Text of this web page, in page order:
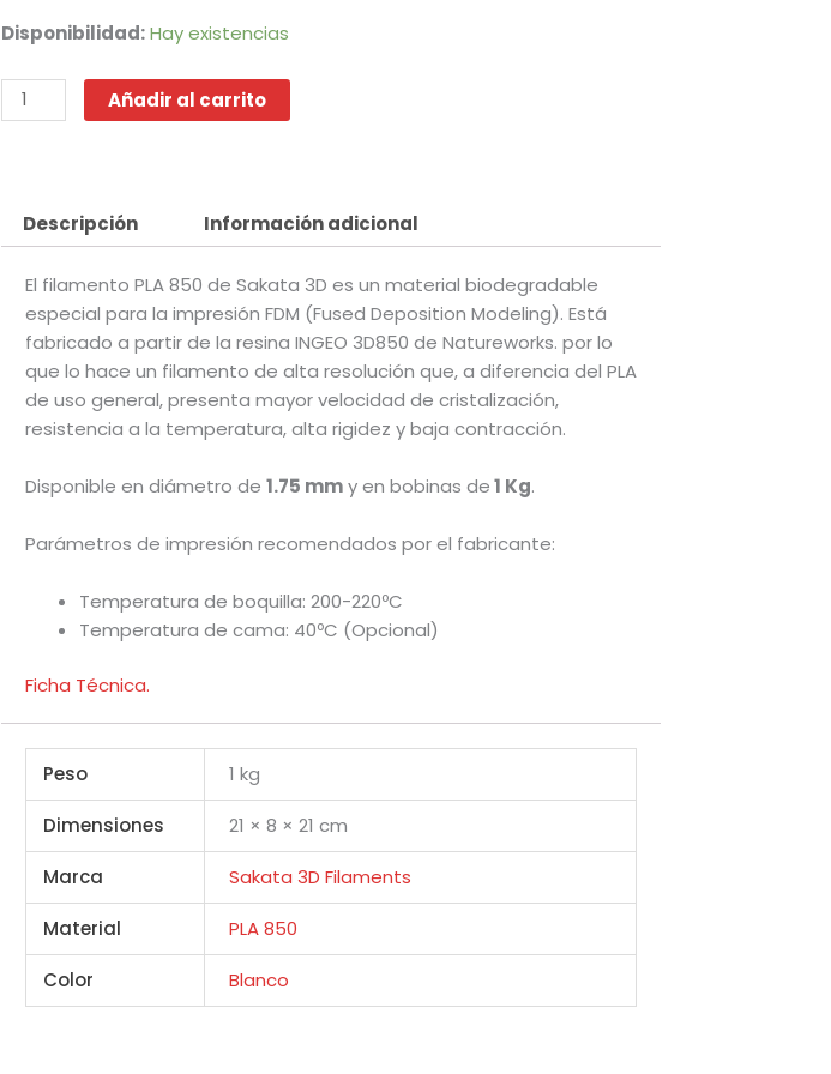
era: es:
Disponibilidad:Hay existencias
PLA
-
Blanco
Añadir al carrito
Descripción Información adicional
El filamento PLA 850 de Sakata 3D es un material biodegradable
especial para la impresión FDM (Fused Deposition Modeling). Está
fabricado a partir de la resina INGEO 3D850 de Natureworks. por lo
que lo hace un filamento de alta resolución que, a diferencia del PLA
de uso general, presenta mayor velocidad de cristalización,
resistencia a la temperatura, alta rigidez y baja contracción.
Disponible en diámetro de 1.75 mmy en bobinas de1 Kg.
Parámetros de impresión recomendados por el fabricante:
Temperatura de boquilla: 200-220ºC
Temperatura de cama: 40ºC (Opcional)
Ficha Técnica.
Peso 1 kg
Dimensiones 21 × 8 × 21 cm
Marca Sakata 3D Filaments
Material PLA 850
Color Blanco